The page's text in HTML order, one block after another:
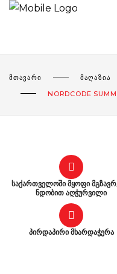
ᲛᲗᲐᲕᲐᲠᲘ ᲛᲐᲦᲐᲖᲘᲐ
NORDCODE
საქართველოში მყოფი
ნდობით აღჭურვილი
პირდაპირი მხარდაჭერა